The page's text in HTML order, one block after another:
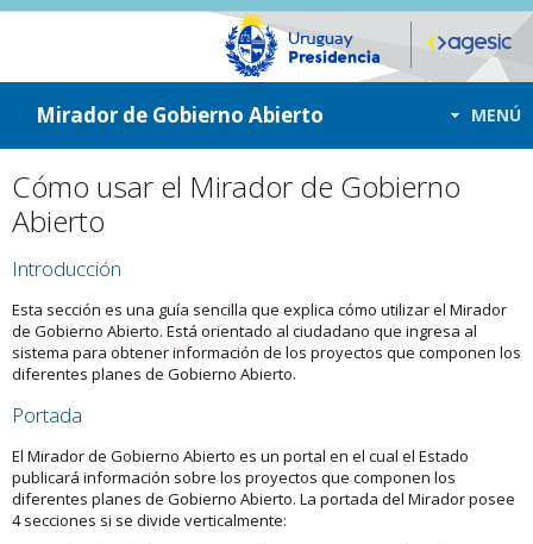
ir a contenido
ir al menú
Mirador de Gobierno Abierto MENÚ
Cómo usar el Mirador de Gobierno
Abierto
Introducción
Esta sección es una guía sencilla que explica cómo utilizar el Mirador
de Gobierno Abierto. Está orientado al ciudadano que ingresa al
sistema para obtener información de los proyectos que componen los
diferentes planes de Gobierno Abierto.
Portada
El Mirador de Gobierno Abierto es un portal en el cual el Estado
publicará información sobre los proyectos que componen los
diferentes planes de Gobierno Abierto. La portada del Mirador posee
4 secciones si se divide verticalmente: